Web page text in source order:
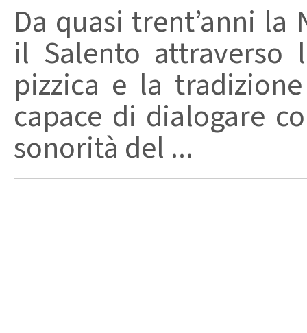
Da quasi trent’anni
il Salento attraverso
pizzica e la
capace di dialogare
sonorità del ...